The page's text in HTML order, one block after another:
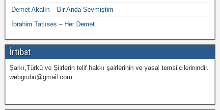
Demet Akalın – Bir Anda Sevmiştim
İbrahim Tatlıses – Her Demet
İrtibat
Şarkı,Türkü ve Şiirlerin telif hakkı şairlerinin ve yasal temsilcilerinindir.
webgrubu@gmail.com